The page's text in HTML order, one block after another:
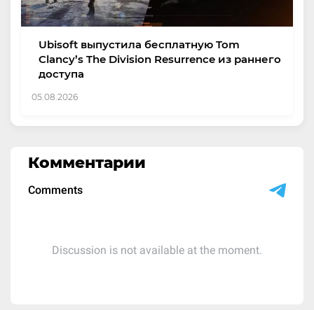
Ubisoft выпустила бесплатную Tom
Clancy’s The Division Resurrence из раннего
доступа
05.08.2026
Комментарии